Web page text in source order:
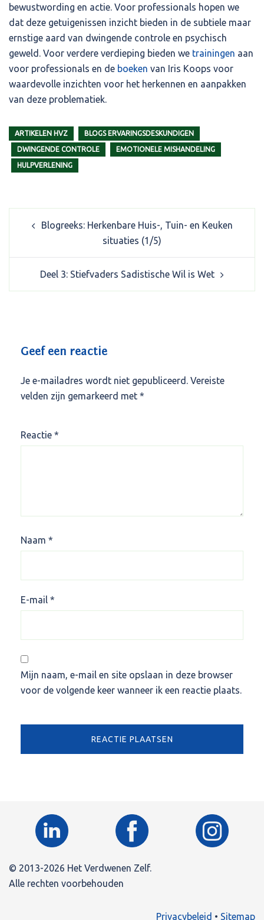
bewustwording en actie. Voor professionals hopen we
dat deze getuigenissen inzicht bieden in de subtiele maar
ernstige aard van dwingende controle en psychisch
geweld. Voor verdere verdieping bieden we trainingen aan
voor professionals en de boeken van Iris Koops voor
waardevolle inzichten voor het herkennen en aanpakken
van deze problematiek.
ARTIKELEN HVZ BLOGS ERVARINGSDESKUNDIGEN
DWINGENDE CONTROLE EMOTIONELE MISHANDELING
HULPVERLENING
navigation
Blogreeks: Herkenbare Huis-, Tuin- en Keuken
situaties (1/5)
Deel 3: Stiefvaders Sadistische Wil is Wet
Geef een reactie
Je e-mailadres wordt niet gepubliceerd. Vereiste
velden zijn gemarkeerd met *
Reactie *
Naam *
E-mail *
Mijn naam, e-mail en site opslaan in deze browser
voor de volgende keer wanneer ik een reactie plaats.
© 2013-2026 Het Verdwenen Zelf.
Alle rechten voorbehouden
Privacybeleid • Sitemap